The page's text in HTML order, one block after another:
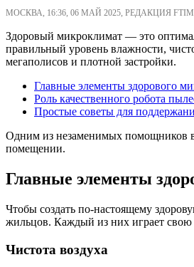
МОСКВА, 16:36, 06 МАЙ 2025, РЕДАКЦИЯ
Здоровый микроклимат — это
правильный уровень влажности,
мегаполисов и плотной застройки.
Главные элементы здорового
Роль качественного робота
Простые советы для
Одним из незаменимых помощников в
помещении.
Главные элементы
Чтобы создать по-настоящему
жильцов. Каждый из них играет
Чистота воздуха